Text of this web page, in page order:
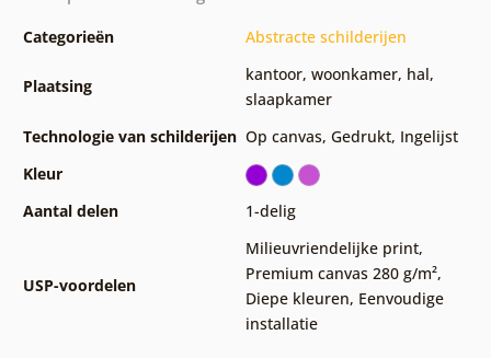
Categorieën Abstracte schilderijen
Plaatsing
kantoor, woonkamer, hal,
slaapkamer
Technologie van schilderijen Op canvas, Gedrukt, Ingelijst
Kleur
Aantal delen
1-delig
USP-voordelen
Milieuvriendelijke print,
Premium canvas 280 g/m²,
Diepe kleuren, Eenvoudige
installatie